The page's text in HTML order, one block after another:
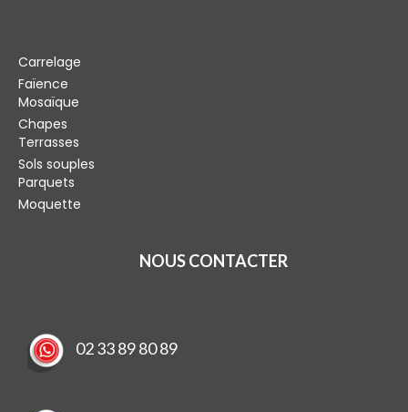
Carrelage
Faïence
Mosaïque
Chapes
Terrasses
Sols souples
Parquets
Moquette
NOUS CONTACTER
02 33 89 80 89